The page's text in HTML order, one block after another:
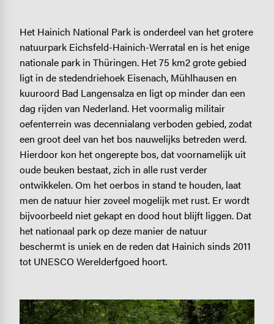
Het Hainich National Park is onderdeel van het grotere
natuurpark Eichsfeld-Hainich-Werratal en is het enige
nationale park in Thüringen. Het 75 km2 grote gebied
ligt in de stedendriehoek Eisenach, Mühlhausen en
kuuroord Bad Langensalza en ligt op minder dan een
dag rijden van Nederland. Het voormalig militair
oefenterrein was decennialang verboden gebied, zodat
een groot deel van het bos nauwelijks betreden werd.
Hierdoor kon het ongerepte bos, dat voornamelijk uit
oude beuken bestaat, zich in alle rust verder
ontwikkelen. Om het oerbos in stand te houden, laat
men de natuur hier zoveel mogelijk met rust. Er wordt
bijvoorbeeld niet gekapt en dood hout blijft liggen. Dat
het nationaal park op deze manier de natuur
beschermt is uniek en de reden dat Hainich sinds 2011
tot UNESCO Werelderfgoed hoort.
Image